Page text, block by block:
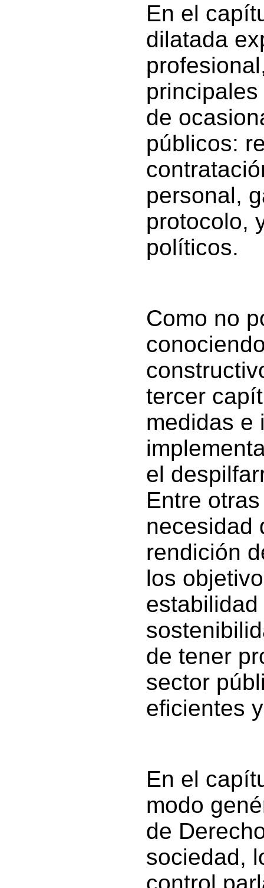
En el
dilatada
de
públicos:
personal,
protocolo,
políticos.
Como no
tercer
medidas e
el
Entre
necesidad
rendición
los
de tener
sector
eficientes
En el
modo
de
sociedad,